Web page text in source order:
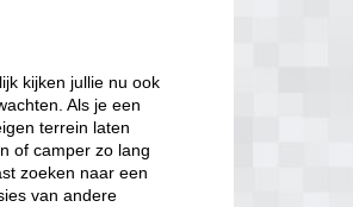
kijken jullie nu ook
Als je een
terrein laten
of camper zo lang
zoeken naar een
van andere